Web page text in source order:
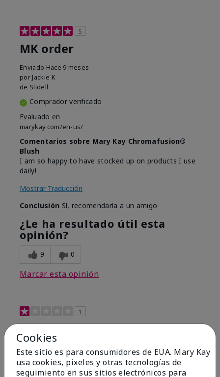
5
MK order
Enviado Hace 9 meses
por Jackie K
de Slidell
Comprador verificado
Evaluado en
marykay.com/en-us/
Comentarios sobre Mary Kay Chromafusion®
Blush
I am so happy to have stocked up on products I use
daily!
Mostrar Traducción
Conclusión Sí, recomendaría a un amigo
¿Le ha resultado útil esta
opinión?
9 0
Marcar esta opinión
1
Not a favorite
EnviadoHace 9 meses
por Bette B.
deGreen Valley
Cookies
Este sitio es para consumidores de EUA. Mary Kay
usa cookies, pixeles y otras tecnologías de
seguimiento en sus sitios electrónicos para